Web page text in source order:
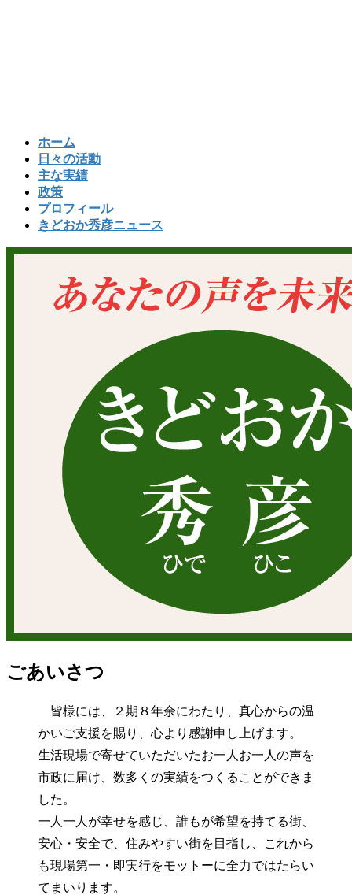
ホーム
日々の活動
主な実績
政策
プロフィール
きどおか秀彦ニュース
ごあいさつ
皆様には、２期８年余にわたり、真心からの温
かいご支援を賜り、心より感謝申し上げます。
生活現場で寄せていただいたお一人お一人の声を
市政に届け、数多くの実績をつくることができま
した。
一人一人が幸せを感じ、誰もが希望を持てる街、
安心・安全で、住みやすい街を目指し、これから
も現場第一・即実行をモットーに全力ではたらい
てまいります。